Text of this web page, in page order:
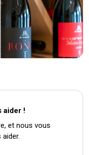
aider !
et nous vous